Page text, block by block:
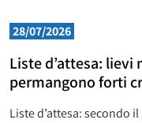
28/07/2026
Liste d’attesa:
permangono forti
Liste d’attesa: secondo